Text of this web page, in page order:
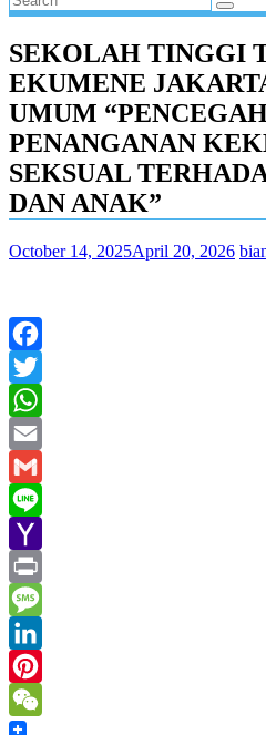
SEKOLAH TINGGI
EKUMENE
UMUM
PENANGANAN
SEKSUAL
DAN ANAK”
October 14, 2025April 20, 2026
Facebook
Twitter
WhatsApp
Email
Gmail
Line
Yahoo
Mail
Print
Message
LinkedIn
Pinterest